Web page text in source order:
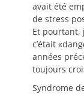
avait été
de stress
Et pourtant,
c’était
années
toujours
Syndrome